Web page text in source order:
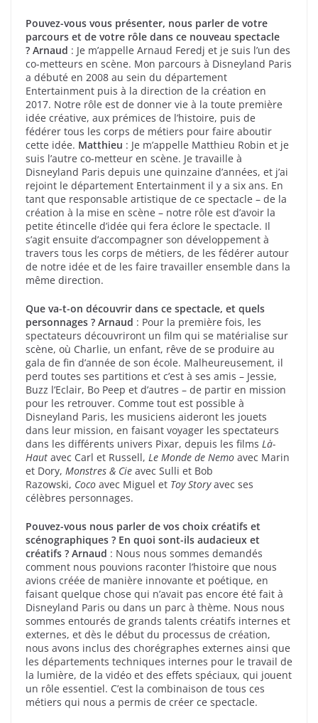
Pouvez-vous vous présenter, nous parler de votre
parcours et de votre rôle dans ce nouveau spectacle
? Arnaud : Je m’appelle Arnaud Feredj et je suis l’un des
co-metteurs en scène. Mon parcours à Disneyland Paris
a débuté en 2008 au sein du département
Entertainment puis à la direction de la création en
2017. Notre rôle est de donner vie à la toute première
idée créative, aux prémices de l’histoire, puis de
fédérer tous les corps de métiers pour faire aboutir
cette idée. Matthieu : Je m’appelle Matthieu Robin et je
suis l’autre co-metteur en scène. Je travaille à
Disneyland Paris depuis une quinzaine d’années, et j’ai
rejoint le département Entertainment il y a six ans. En
tant que responsable artistique de ce spectacle – de la
création à la mise en scène – notre rôle est d’avoir la
petite étincelle d’idée qui fera éclore le spectacle. Il
s’agit ensuite d’accompagner son développement à
travers tous les corps de métiers, de les fédérer autour
de notre idée et de les faire travailler ensemble dans la
même direction.
Que va-t-on découvrir dans ce spectacle, et quels
personnages ? Arnaud : Pour la première fois, les
spectateurs découvriront un film qui se matérialise sur
scène, où Charlie, un enfant, rêve de se produire au
gala de fin d’année de son école. Malheureusement, il
perd toutes ses partitions et c’est à ses amis – Jessie,
Buzz l’Eclair, Bo Peep et d’autres – de partir en mission
pour les retrouver. Comme tout est possible à
Disneyland Paris, les musiciens aideront les jouets
dans leur mission, en faisant voyager les spectateurs
dans les différents univers Pixar, depuis les films Là-
Haut avec Carl et Russell, Le Monde de Nemo avec Marin
et Dory, Monstres & Cie avec Sulli et Bob
Razowski, Coco avec Miguel et Toy Storyavec ses
célèbres personnages.
Pouvez-vous nous parler de vos choix créatifs et
scénographiques ? En quoi sont-ils audacieux et
créatifs ? Arnaud : Nous nous sommes demandés
comment nous pouvions raconter l’histoire que nous
avions créée de manière innovante et poétique, en
faisant quelque chose qui n’avait pas encore été fait à
Disneyland Paris ou dans un parc à thème. Nous nous
sommes entourés de grands talents créatifs internes et
externes, et dès le début du processus de création,
nous avons inclus des chorégraphes externes ainsi que
les départements techniques internes pour le travail de
la lumière, de la vidéo et des effets spéciaux, qui jouent
un rôle essentiel. C’est la combinaison de tous ces
métiers qui nous a permis de créer ce spectacle.